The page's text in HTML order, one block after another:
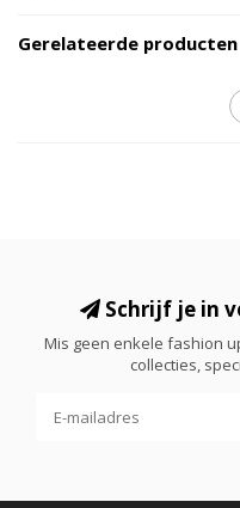
Gerelateerde producten
Schrijf je in
Mis geen enkele fashion
collecties,